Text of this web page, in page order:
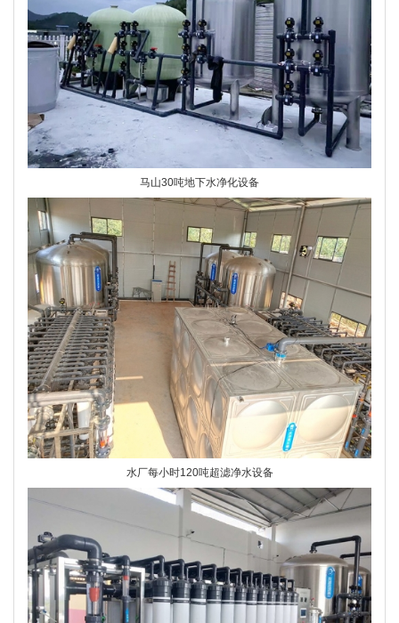
马山30吨地下水净化设备
水厂每小时120吨超滤净水设备